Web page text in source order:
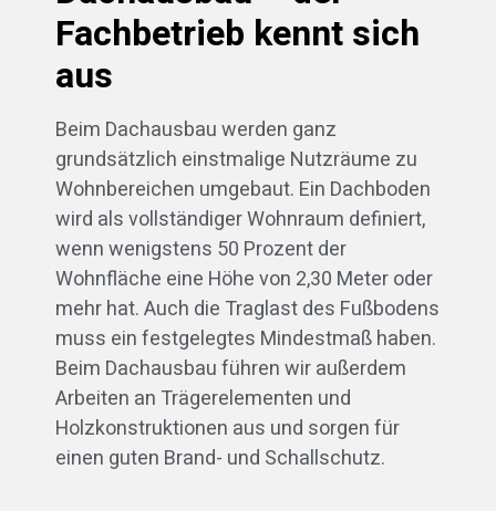
Fachbetrieb kennt sich
aus
Beim Dachausbau werden ganz
grundsätzlich einstmalige Nutzräume zu
Wohnbereichen umgebaut. Ein Dachboden
wird als vollständiger Wohnraum definiert,
wenn wenigstens 50 Prozent der
Wohnfläche eine Höhe von 2,30 Meter oder
mehr hat. Auch die Traglast des Fußbodens
muss ein festgelegtes Mindestmaß haben.
Beim Dachausbau führen wir außerdem
Arbeiten an Trägerelementen und
Holzkonstruktionen aus und sorgen für
einen guten Brand- und Schallschutz.